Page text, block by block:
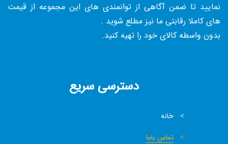
نمایید تا ضمن آگاهی از توانمندی های این مجموعه از قیمت
های کاملا رقابتی ما نیز مطلع شوید .
بدون واسطه کالای خود را تهیه کنید.
دسترسی سریع
خانه
تماس باما